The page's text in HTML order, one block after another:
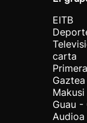
EITB
carta
Gaztea
Makusi
Guau -
Audioa